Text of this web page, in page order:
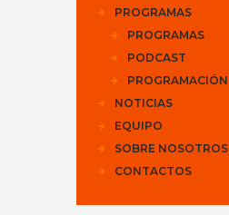
PROGRAMAS
PROGRAMAS
PODCAST
PROGRAMACIÓN
NOTICIAS
EQUIPO
SOBRE NOSOTROS
CONTACTOS